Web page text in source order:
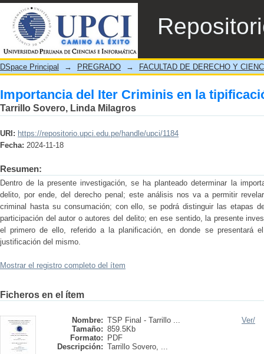
Importancia del Iter Criminis en la
DSpace Principal → PREGRADO → FACULTAD DE DERECHO Y
Importancia del Iter Criminis en la
Tarrillo Sovero, Linda Milagros
URI: https://repositorio.upci.edu.pe/handle/upci/1184
Fecha: 2024-11-18
Resumen:
Dentro de la presente investigación, se ha planteado determinar la
delito, por ende, del derecho penal; este análisis nos va a permitir
criminal hasta su consumación; con ello, se podrá distinguir las etapas
participación del autor o autores del delito; en ese sentido, la presente
el primero de ello, referido a la planificación, en donde se presentará
justificación del mismo.
Mostrar el registro completo del ítem
Ficheros en el ítem
Nombre: TSP Final - Tarrillo ...
Tamaño: 859.5Kb
Formato:
PDF
Descripción: Tarrillo Sovero, ...
Ver/